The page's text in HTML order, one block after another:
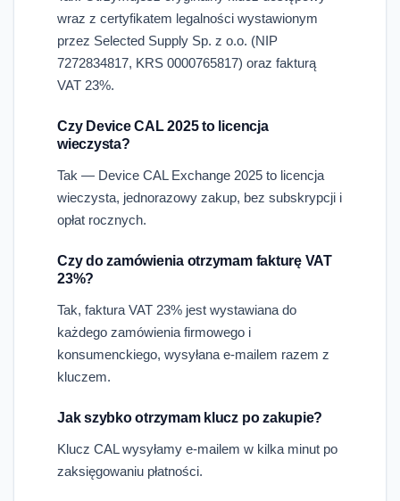
wraz z certyfikatem legalności wystawionym
przez Selected Supply Sp. z o.o. (NIP
7272834817, KRS 0000765817) oraz fakturą
VAT 23%.
Czy Device CAL 2025 to licencja
wieczysta?
Tak — Device CAL Exchange 2025 to licencja
wieczysta, jednorazowy zakup, bez subskrypcji i
opłat rocznych.
Czy do zamówienia otrzymam fakturę VAT
23%?
Tak, faktura VAT 23% jest wystawiana do
każdego zamówienia firmowego i
konsumenckiego, wysyłana e-mailem razem z
kluczem.
Jak szybko otrzymam klucz po zakupie?
Klucz CAL wysyłamy e-mailem w kilka minut po
zaksięgowaniu płatności.